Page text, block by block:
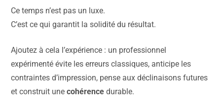
Ce temps n’est pas un luxe.
C’est ce qui garantit la solidité du résultat.
Ajoutez à cela l’expérience : un professionnel
expérimenté évite les erreurs classiques, anticipe les
contraintes d’impression, pense aux déclinaisons futures
et construit une cohérence durable.